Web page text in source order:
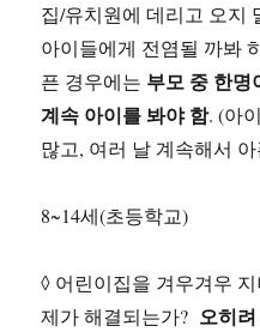
집/유치원에 데리고 오지
아이들에게 전염될 까봐
픈 경우에는 부모 중 한명
계속 아이를 봐야 함. (아
많고, 여러 날 계속해서
8~14세(초등학교)
◊ 어린이집을 겨우겨우
제가 해결되는가? 오히